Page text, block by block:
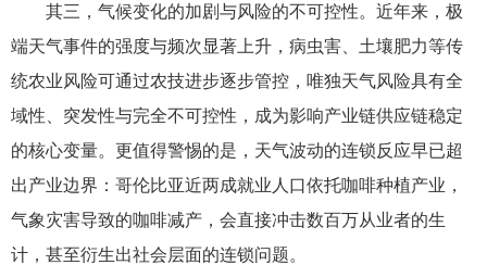
其三，气候变化的加剧与风险的不可控性。近年来，极
端天气事件的强度与频次显著上升，病虫害、土壤肥力等传
统农业风险可通过农技进步逐步管控，唯独天气风险具有全
域性、突发性与完全不可控性，成为影响产业链供应链稳定
的核心变量。更值得警惕的是，天气波动的连锁反应早已超
出产业边界：哥伦比亚近两成就业人口依托咖啡种植产业，
气象灾害导致的咖啡减产，会直接冲击数百万从业者的生
计，甚至衍生出社会层面的连锁问题。